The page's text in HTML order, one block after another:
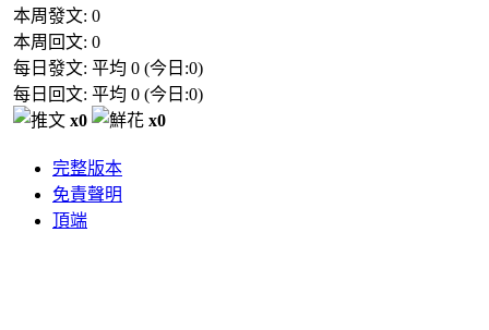
本周發文: 0
本周回文: 0
每日發文: 平均 0 (今日:0)
每日回文: 平均 0 (今日:0)
x0
x0
完整版本
免責聲明
頂端